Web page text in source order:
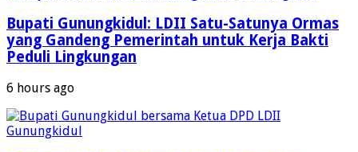
Bupati Gunungkidul: LDII Satu-Satunya Ormas
yang Gandeng Pemerintah untuk Kerja Bakti
Peduli Lingkungan
6 hours ago